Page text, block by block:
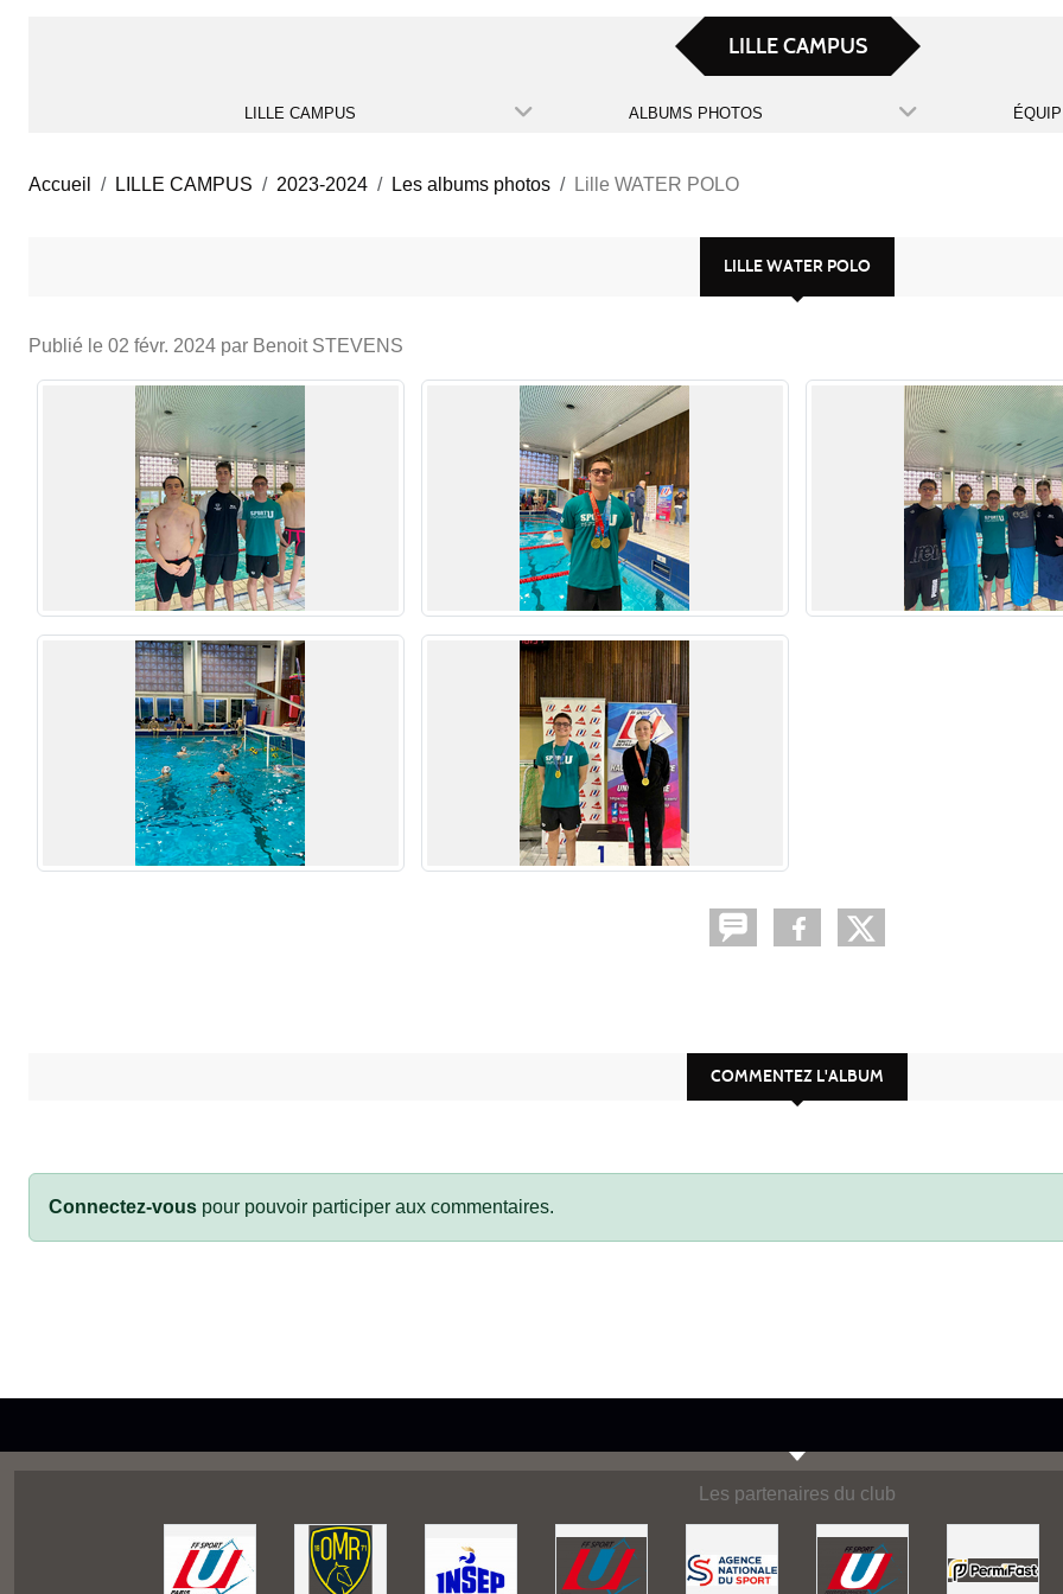
LILLE CAMPUS
LILLE CAMPUS ALBUMS PHOTOS
Accueil LILLE CAMPUS 2023-2024 Les albums photos Lille WATER POLO
LILLE WATER POLO
Publié le 02 févr. 2024 par Benoit STEVENS
COMMENTEZ L'ALBUM
Connectez-vous pour pouvoir participer aux commentaires.
Les partenaires du club